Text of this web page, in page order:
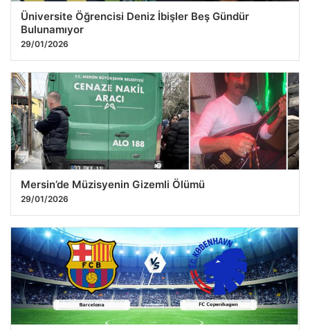
Üniversite Öğrencisi Deniz İbişler Beş Gündür
Bulunamıyor
29/01/2026
Mersin’de Müzisyenin Gizemli Ölümü
29/01/2026